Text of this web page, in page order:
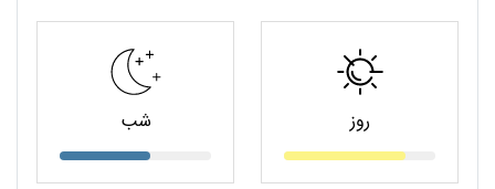
روز شب